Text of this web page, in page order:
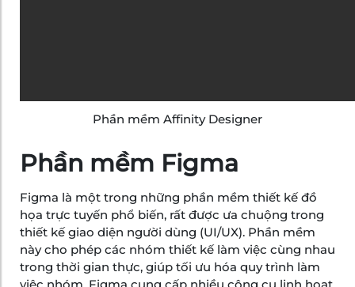
Phần mềm Affinity Designer
Phần mềm Figma
Figma là một trong những phần mềm thiết kế đồ
họa trực tuyến phổ biến, rất được ưa chuộng trong
thiết kế giao diện người dùng (UI/UX). Phần mềm
này cho phép các nhóm thiết kế làm việc cùng nhau
trong thời gian thực, giúp tối ưu hóa quy trình làm